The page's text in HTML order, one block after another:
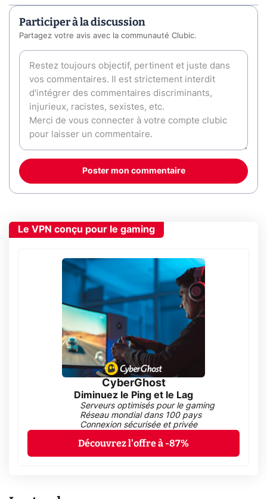
Participer à la discussion
Partagez votre avis avec la communauté Clubic.
Poster mon commentaire
Le VPN conçu pour le gaming
CyberGhost
Diminuez le Ping et le Lag
Serveurs optimisés pour le gaming
Réseau mondial dans 100 pays
Connexion sécurisée et privée
Découvrez l'offre à -87%